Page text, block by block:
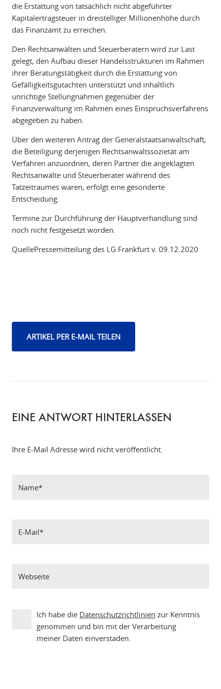
die Erstattung von tatsächlich nicht abgeführter
Kapitalertragsteuer in dreistelliger Millionenhöhe durch
das Finanzamt zu erreichen.
Den Rechtsanwälten und Steuerberatern wird zur Last
gelegt, den Aufbau dieser Handelsstrukturen im Rahmen
ihrer Beratungstätigkeit durch die Erstattung von
Gefälligkeitsgutachten unterstützt und inhaltlich
unrichtige Stellungnahmen gegenüber der
Finanzverwaltung im Rahmen eines Einspruchsverfahrens
abgegeben zu haben.
Über den weiteren Antrag der Generalstaatsanwaltschaft,
die Beteiligung derjenigen Rechtsanwaltssozietät am
Verfahren anzuordnen, deren Partner die angeklagten
Rechtsanwälte und Steuerberater während des
Tatzeitraumes waren, erfolgt eine gesonderte
Entscheidung.
Termine zur Durchführung der Hauptverhandlung sind
noch nicht festgesetzt worden.
QuellePressemitteilung des LG Frankfurt v. 09.12.2020
ARTIKEL PER E-MAIL TEILEN
EINE ANTWORT HINTERLASSEN
Ihre E-Mail Adresse wird nicht veröffentlicht.
Ich habe die Datenschutzrichtlinien zur Kenntnis
genommen und bin mit der Verarbeitung
meiner Daten einverstaden.